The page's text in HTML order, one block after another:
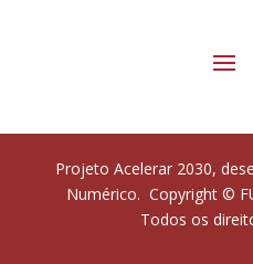
Projeto Acelerar 2030,
Numérico. Copyright ©
Todos os